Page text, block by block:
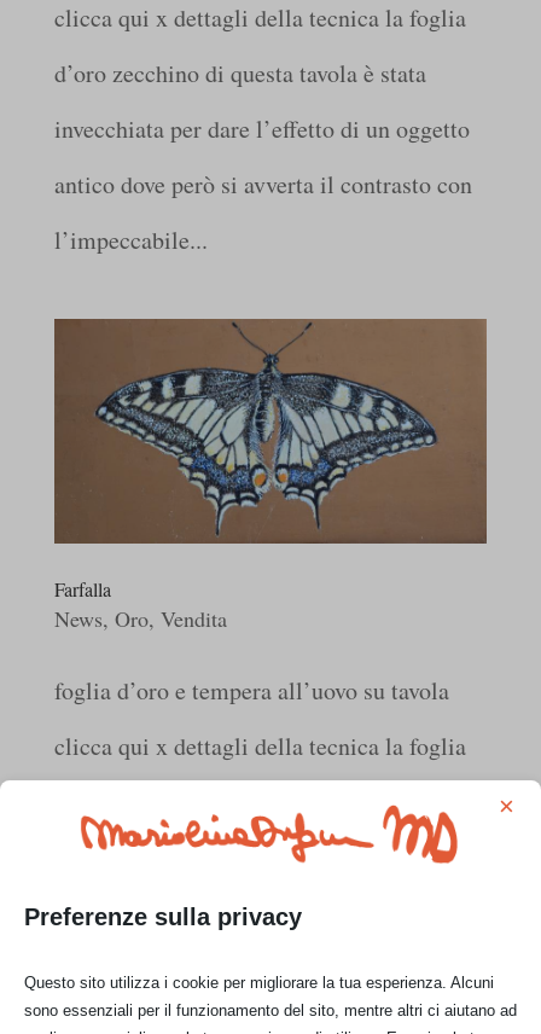
clicca qui x dettagli della tecnica la foglia
d’oro zecchino di questa tavola è stata
invecchiata per dare l’effetto di un oggetto
antico dove però si avverta il contrasto con
l’impeccabile...
Farfalla
News, Oro, Vendita
foglia d’oro e tempera all’uovo su tavola
clicca qui x dettagli della tecnica la foglia
usata per questa tavola si chiama oro
“moon”. cm 8 x cm 15 anche a matita un
soggetto simile è stato realizzato su un
foglio color ocra che genera un...
Preferenze sulla privacy
×
Questo sito utilizza i cookie per migliorare la tua esperienza. Alcuni
sono essenziali per il funzionamento del sito, mentre altri ci aiutano ad